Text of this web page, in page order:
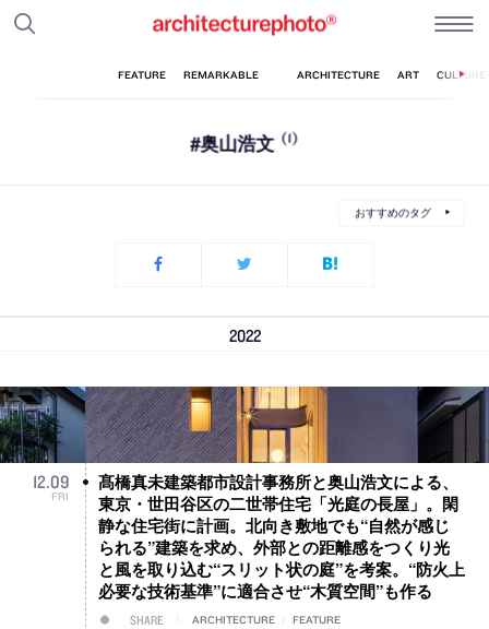
#奥山浩文 (1)
おすすめのタグ
2022
12.09
FRI
髙橋真未建築都市設計事務所と奥山浩文による、
東京・世田谷区の二世帯住宅「光庭の長屋」。閑
静な住宅街に計画。北向き敷地でも“自然が感じ
られる”建築を求め、外部との距離感をつくり光
と風を取り込む“スリット状の庭”を考案。“防火上
必要な技術基準”に適合させ“木質空間”も作る
SHARE ARCHITECTURE FEATURE